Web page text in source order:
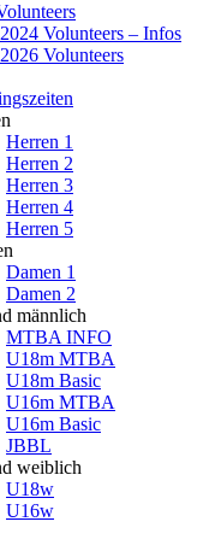
Volunteers – Infos
Volunteers
Herren 1
Herren 2
Herren 3
Herren 4
Herren 5
Damen 1
Damen 2
männlich
MTBA INFO
U18m MTBA
U18m Basic
U16m MTBA
U16m Basic
JBBL
weiblich
U18w
U16w